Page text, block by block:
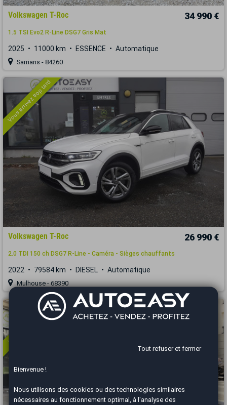
Volkswagen T-Roc 34 990 €
1.5 TSI Evo2 R-Line DSG7 Gris Mat
2025 11000 km ESSENCE Automatique
Sarrians - 84260
Vous arrivez trop tard
Volkswagen T-Roc 26 990 €
2.0 TDI 150 ch DSG7 R-Line - Caméra - Sièges chauffants
2022 79584 km DIESEL Automatique
Mulhouse - 68390
Vous arrivez trop tard
Tout refuser et fermer
Bienvenue !
Nous utilisons des cookies ou des technologies similaires
nécessaires au fonctionnement optimal, à l'analyse des